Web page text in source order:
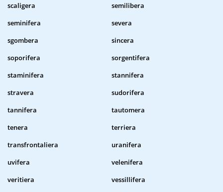
scaligera
semilibera
seminifera
severa
sgombera
sincera
soporifera
sorgentifera
staminifera
stannifera
stravera
sudorifera
tannifera
tautomera
tenera
terriera
transfrontaliera
uranifera
uvifera
velenifera
veritiera
vessillifera